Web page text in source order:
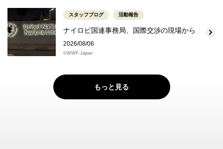
スタッフブログ 活動報告
ナイロビ国連事務局、国際交渉の現場から
2026/08/06
©WWF-Japan
もっと見る